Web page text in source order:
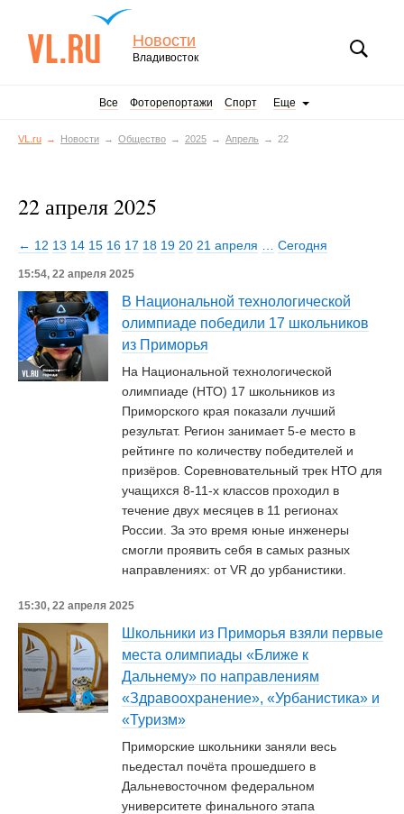
Новости
Владивосток
Все Фоторепортажи Спорт Еще
VL.ru Новости Общество 2025 Апрель 22
22 апреля 2025
← 12 13 14 15 16 17 18 19 20 21 апреля Сегодня
15:54, 22 апреля 2025
В Национальной технологической
олимпиаде победили 17 школьников
из Приморья
На Национальной технологической
олимпиаде (НТО) 17 школьников из
Приморского края показали лучший
результат. Регион занимает 5-е место в
рейтинге по количеству победителей и
призёров. Соревновательный трек НТО для
учащихся 8-11-х классов проходил в
течение двух месяцев в 11 регионах
России. За это время юные инженеры
смогли проявить себя в самых разных
направлениях: от VR до урбанистики.
15:30, 22 апреля 2025
Школьники из Приморья взяли первые
места олимпиады «Ближе к
Дальнему» по направлениям
«Здравоохранение», «Урбанистика» и
«Туризм»
Приморские школьники заняли весь
пьедестал почёта прошедшего в
Дальневосточном федеральном
университете финального этапа